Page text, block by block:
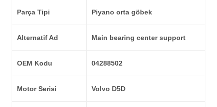
Parça Tipi Piyano orta göbek
Alternatif Ad Main bearing center support
OEM Kodu 04288502
Motor Serisi Volvo D5D